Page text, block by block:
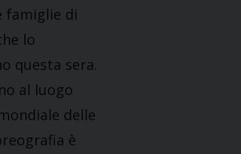
famiglie di
lo
questa sera.
al luogo
delle
è